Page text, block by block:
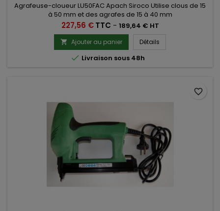
Agrafeuse-cloueur LU50FAC Apach Siroco Utilise clous de 15
à 50 mm et des agrafes de 15 à 40 mm
Prix
227,56 € TTC - 189,64 € HT
 Ajouter au panier Détails
 Livraison sous 48h
favorite_border